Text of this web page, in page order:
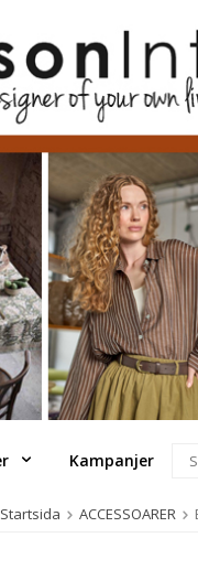
Kampanjer
Startsida ACCESSOARER